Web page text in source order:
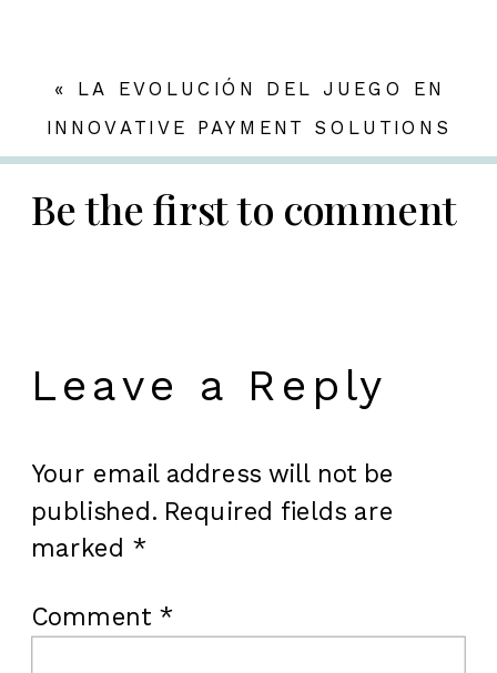
« LA EVOLUCIÓN DEL JUEGO EN
LÍNEA Y LA SEGURIDAD EN LAS
INNOVATIVE PAYMENT SOLUTIONS
IN DER DIGITALEN WIRTSCHAFT:
ZAHLUNGSABWICKLUNG»
Be the first to comment
Leave a Reply
Your email address will not be
published. Required fields are
marked *
Comment *